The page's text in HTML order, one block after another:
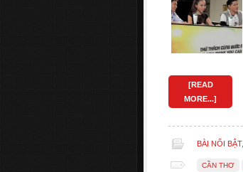
[READ
MORE...]
BÀI NỔI BẬT,
CẦN THƠ